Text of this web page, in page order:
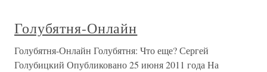
Голубятня-Онлайн
Голубятня-Онлайн Голубятня: Что еще? Сергей
Голубицкий Опубликовано 25 июня 2011 года На